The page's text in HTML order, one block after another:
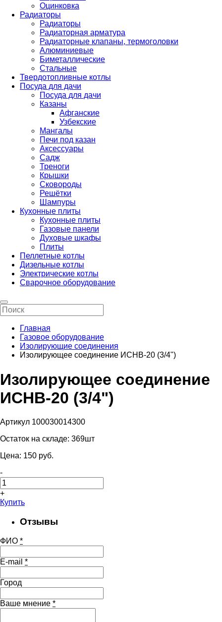
Оцинковка
Радиаторы
Радиаторы
Радиаторная арматура
Радиаторные клапаны, термоголовки
Алюминиевые
Биметаллические
Стальные
Твердотопливные котлы
Посуда для дачи
Посуда для дачи
Казаны
Афганские
Узбекские
Мангалы
Печи под казан
Аксессуары
Садж
Треноги
Крышки
Сковороды
Решётки
Шампуры
Кухонные плиты
Кухонные плиты
Газовые панели
Духовые шкафы
Плиты
Пеллетные котлы
Дизельные котлы
Электрические котлы
Сварочное оборудование
Главная
Газовое оборудование
Изолирующие соединения
Изолирующее соединение ИСНВ-20 (3/4")
Изолирующее соединение
ИСНВ-20 (3/4")
Артикул 100030014300
Остаток на складе: 369шт
Цена: 150 pуб.
-
+
Купить
Отзывы
ФИО *
E-mail *
Город
Ваше мнение *